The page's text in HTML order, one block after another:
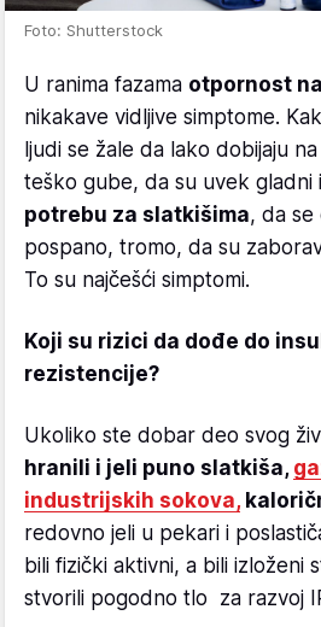
Foto: Shutterstock
U ranima fazama otpornost
nikakave vidljive simptome.
ljudi se žale da lako dobijaju
teško gube, da su uvek gladni
potrebu za slatkišima, da se
pospano, tromo, da su
To su najčešći simptomi.
Koji su rizici da dođe do
rezistencije?
Ukoliko ste dobar deo svog
hranili i jeli puno slatkiša,
industrijskih sokova,
redovno jeli u pekari i
bili fizički aktivni, a bili izloženi
stvorili pogodno tlo za razvoj